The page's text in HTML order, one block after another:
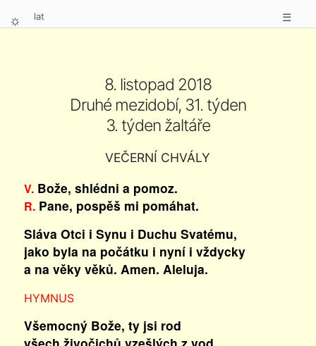
⛭ lat ☰
8. listopad 2018
Druhé mezidobí, 31. týden
3. týden žaltáře
VEČERNÍ CHVÁLY
V.Bože, shlédni a pomoz.
R.Pane, pospěš mi pomáhat.
Sláva Otci i Synu i Duchu Svatému,
jako byla na počátku i nyní i vždycky
a na věky věků. Amen. Aleluja.
HYMNUS
Všemocný Bože, ty jsi rod